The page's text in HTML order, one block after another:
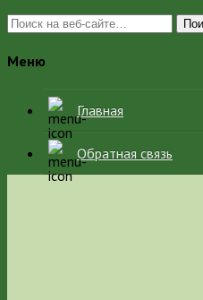
Меню
Главная
Обратная связь